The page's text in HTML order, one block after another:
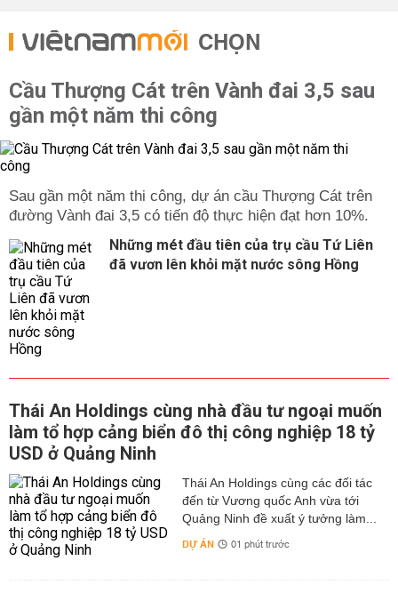
CHỌN
Cầu Thượng Cát trên Vành đai 3,5 sau
gần một năm thi công
Sau gần một năm thi công, dự án cầu Thượng Cát trên
đường Vành đai 3,5 có tiến độ thực hiện đạt hơn 10%.
Những mét đầu tiên của trụ cầu Tứ Liên
đã vươn lên khỏi mặt nước sông Hồng
Thái An Holdings cùng nhà đầu tư ngoại muốn
làm tổ hợp cảng biển đô thị công nghiệp 18 tỷ
USD ở Quảng Ninh
Thái An Holdings cùng các đối tác
đến từ Vương quốc Anh vừa tới
Quảng Ninh đề xuất ý tưởng làm...
DỰ ÁN 01 phút trước